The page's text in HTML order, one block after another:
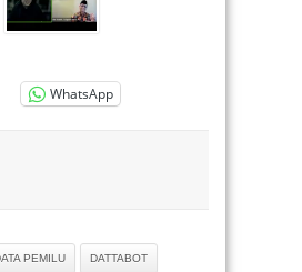
WhatsApp
PEMILU DATTABOT